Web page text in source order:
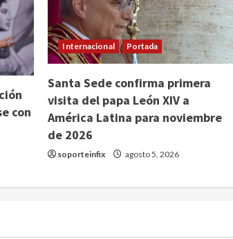
con
Internacional Portada
Santa Sede confirma primera
visita del papa León XIV a
América Latina para noviembre
de 2026
soporteinfix agosto 5, 2026